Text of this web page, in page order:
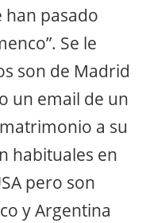
han pasado
Se le
son de Madrid
un email de un
a su
habituales en
pero son
y Argentina